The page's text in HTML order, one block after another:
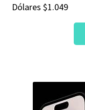
Dólares $1.049